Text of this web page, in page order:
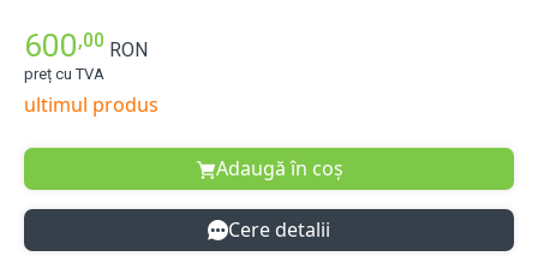
600,00 RON
preț cu TVA
ultimul produs
Adaugă în coș
Cere detalii